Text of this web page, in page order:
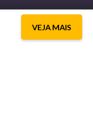
VEJA MAIS